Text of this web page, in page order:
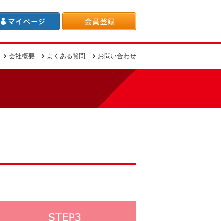
会社概要 よくある質問 お問い合わせ